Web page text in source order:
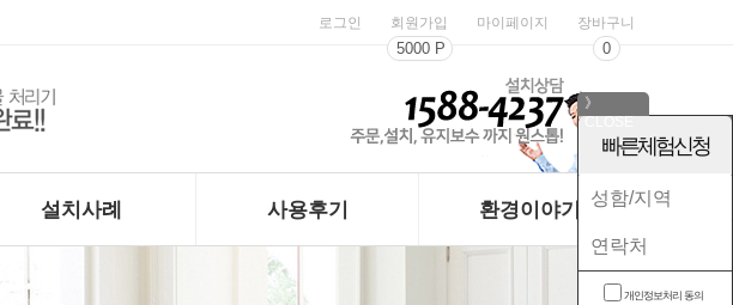
로그인 회원가입
5000 P
마이페이지 장바구니
0
로퀸 200mg x …
설치사례
사용후기 환경이야기
》
빠른체험신청
개인정보처리 동의